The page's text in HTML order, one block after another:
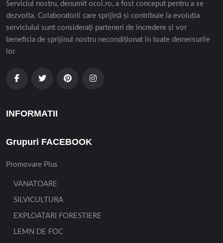
Serviciul nostru, denumit ocol.ro, a fost conceput pentru a se
dezvolta. Colaboratorii care sprijină și contribuie la evoluția
serviciului sunt considerați parteneri de încredere și vor
beneficia de sprijinul nostru necondiționat în toate demersurile
lor
INFORMATII
Grupuri FACEBOOK
Promovare Plus
VANATOARE
SILVICULTURA
EXPLOATARI FORESTIERE
LEMN DE FOC